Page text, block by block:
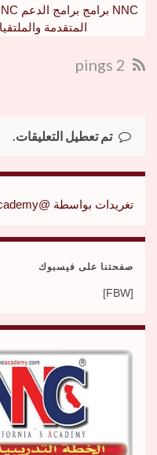
برامج الدعم برامج NNC
المتقدمة
تم تعطيل التعليقات.
تغريدات بواسطة @NNCacademy
صفحتنا على فيسبوك
[FBW]